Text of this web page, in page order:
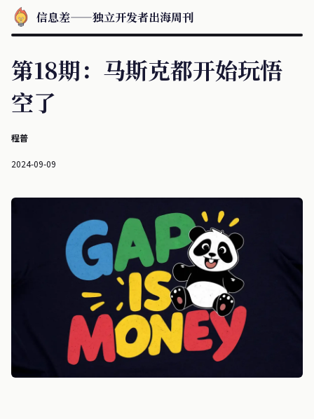
信息差——独立开发者出海周刊
第18期：马斯克都开始玩悟
空了
程普
2024-09-09